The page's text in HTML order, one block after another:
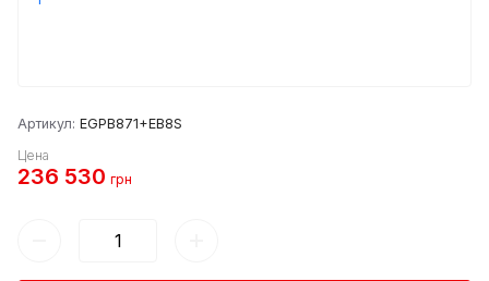
Артикул: EGPB871+EB8S
Цена
236 530 грн